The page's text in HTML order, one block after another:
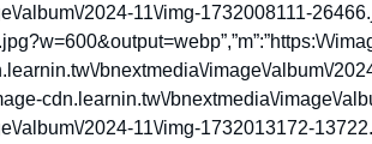
album\/2024-11\/img-1732008111-
\/
bnextmedia\/image\/album\/
cdn.learnin.tw\/bnextmedia\/image\/
album\/2024-11\/img-1732013172-